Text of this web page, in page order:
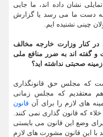
نشان داده اند، ما جایی
دست ما می رسد یا گزارش
چینی نشنیده ایم.
در کنار وزارت خارجه مخالف
گفته اند به ضرر منافع ملی
صحبتی نداشته اید؟
که مجلس حق قانونگذاری
معتقدیم که مجلس زمانی
های لازم را برای آن قانون
که قانون گذاری نمی کنند.
وضع این قانون می بایستی
با این قانون مشورت های لازم